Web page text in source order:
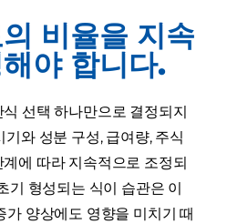
비율을 지속
야 합니다.
선택 하나만으로 결정되지
와 성분 구성, 급여량, 주식
에 따라 지속적으로 조정되
기 형성되는 식이 습관은 이
가 양상에도 영향을 미치기 때